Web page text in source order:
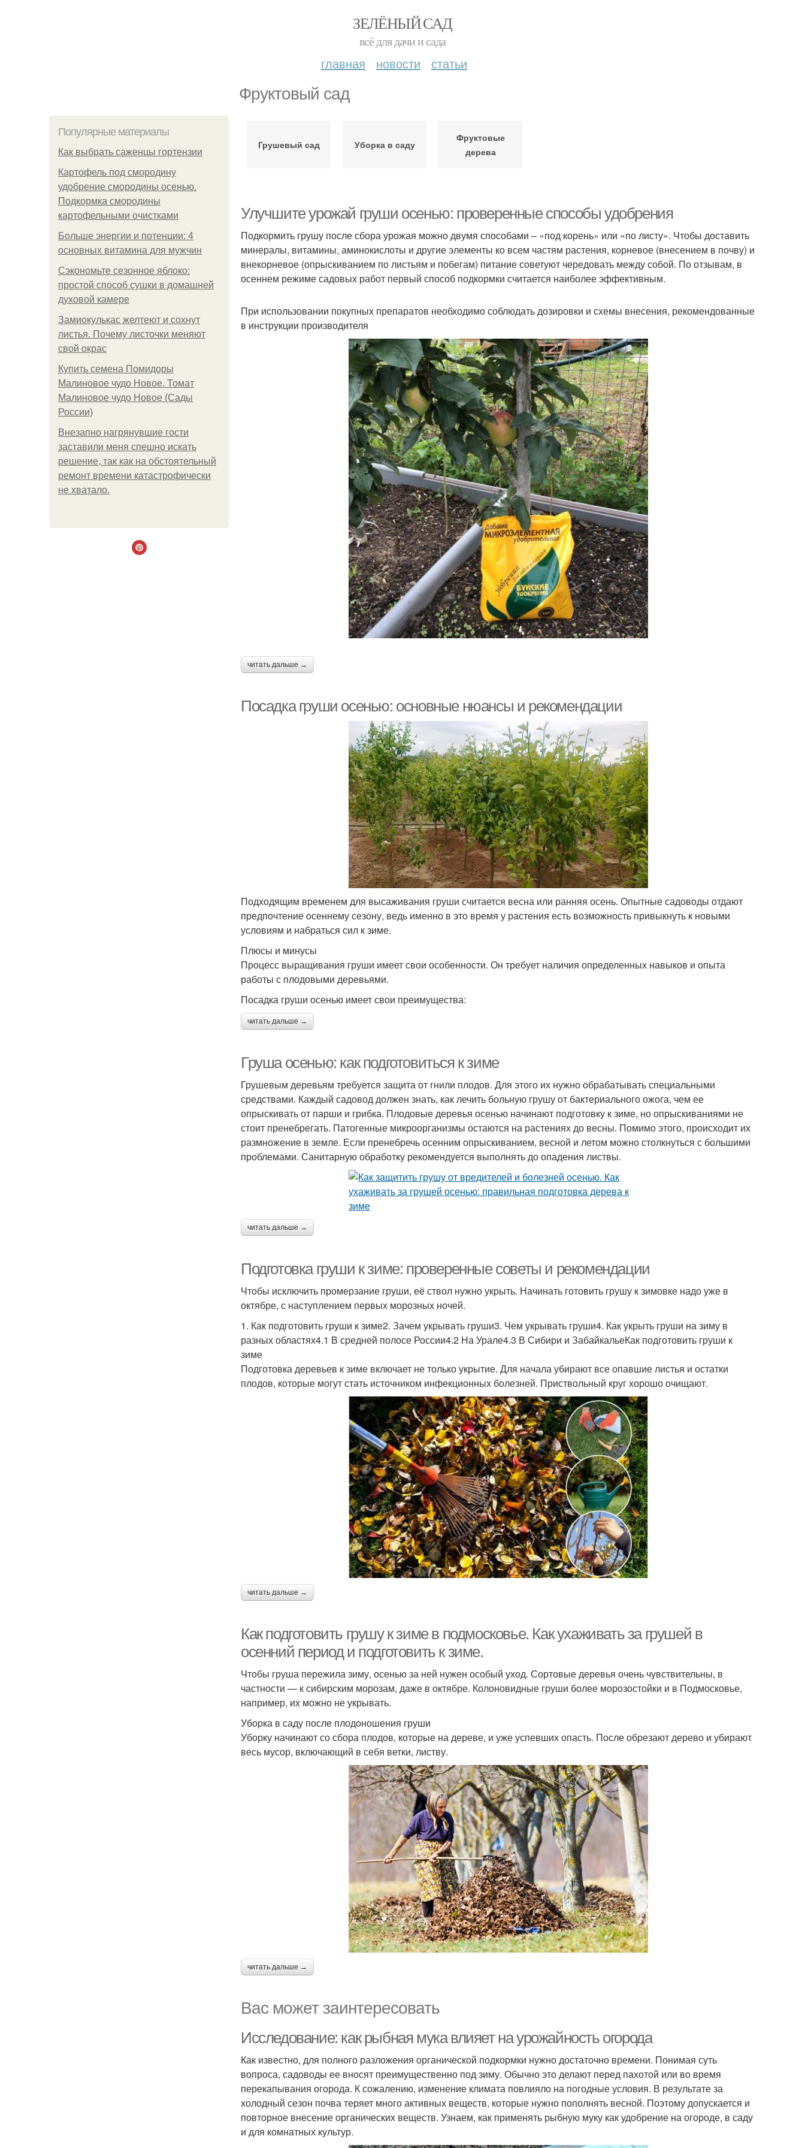
ЗЕЛЁНЫЙ САД
всё для дачи и сада
главная новости статьи
Фруктовый сад
Популярные материалы
Как выбрать саженцы гортензии
Картофель под смородину
удобрение смородины осенью.
Подкормка смородины
картофельными очистками
Больше энергии и потенции: 4
основных витамина для мужчин
Сэкономьте сезонное яблоко:
простой способ сушки в домашней
духовой камере
Замиокулькас желтеют и сохнут
листья. Почему листочки меняют
свой окрас
Купить семена Помидоры
Малиновое чудо Новое. Томат
Малиновое чудо Новое (Сады
России)
Внезапно нагрянувшие гости
заставили меня спешно искать
решение, так как на обстоятельный
ремонт времени катастрофически
не хватало.
Грушевый сад Уборка в саду
Фруктовые
дерева
Улучшите урожай груши осенью: проверенные способы удобрения
Подкормить грушу после сбора урожая можно двумя способами – «под корень» или «по листу». Чтобы доставить
минералы, витамины, аминокислоты и другие элементы ко всем частям растения, корневое (внесением в почву) и
внекорневое (опрыскиванием по листьям и побегам) питание советуют чередовать между собой. По отзывам, в
осеннем режиме садовых работ первый способ подкормки считается наиболее эффективным.
При использовании покупных препаратов необходимо соблюдать дозировки и схемы внесения, рекомендованные
в инструкции производителя
читать дальше →
Посадка груши осенью: основные нюансы и рекомендации
Подходящим временем для высаживания груши считается весна или ранняя осень. Опытные садоводы отдают
предпочтение осеннему сезону, ведь именно в это время у растения есть возможность привыкнуть к новыми
условиям и набраться сил к зиме.
Плюсы и минусы
Процесс выращивания груши имеет свои особенности. Он требует наличия определенных навыков и опыта
работы с плодовыми деревьями.
Посадка груши осенью имеет свои преимущества:
читать дальше →
Груша осенью: как подготовиться к зиме
Грушевым деревьям требуется защита от гнили плодов. Для этого их нужно обрабатывать специальными
средствами. Каждый садовод должен знать, как лечить больную грушу от бактериального ожога, чем ее
опрыскивать от парши и грибка. Плодовые деревья осенью начинают подготовку к зиме, но опрыскиваниями не
стоит пренебрегать. Патогенные микроорганизмы остаются на растениях до весны. Помимо этого, происходит их
размножение в земле. Если пренебречь осенним опрыскиванием, весной и летом можно столкнуться с большими
проблемами. Санитарную обработку рекомендуется выполнять до опадения листвы.
читать дальше →
Подготовка груши к зиме: проверенные советы и рекомендации
Чтобы исключить промерзание груши, её ствол нужно укрыть. Начинать готовить грушу к зимовке надо уже в
октябре, с наступлением первых морозных ночей.
1. Как подготовить груши к зиме2. Зачем укрывать груши3. Чем укрывать груши4. Как укрыть груши на зиму в
разных областях4.1 В средней полосе России4.2 На Урале4.3 В Сибири и ЗабайкальеКак подготовить груши к
зиме
Подготовка деревьев к зиме включает не только укрытие. Для начала убирают все опавшие листья и остатки
плодов, которые могут стать источником инфекционных болезней. Приствольный круг хорошо очищают.
читать дальше →
Как подготовить грушу к зиме в подмосковье. Как ухаживать за грушей в
осенний период и подготовить к зиме.
Чтобы груша пережила зиму, осенью за ней нужен особый уход. Сортовые деревья очень чувствительны, в
частности — к сибирским морозам, даже в октябре. Колоновидные груши более морозостойки и в Подмосковье,
например, их можно не укрывать.
Уборка в саду после плодоношения груши
Уборку начинают со сбора плодов, которые на дереве, и уже успевших опасть. После обрезают дерево и убирают
весь мусор, включающий в себя ветки, листву.
читать дальше →
Вас может заинтересовать
Исследование: как рыбная мука влияет на урожайность огорода
Как известно, для полного разложения органической подкормки нужно достаточно времени. Понимая суть
вопроса, садоводы ее вносят преимущественно под зиму. Обычно это делают перед пахотой или во время
перекапывания огорода. К сожалению, изменение климата повлияло на погодные условия. В результате за
холодный сезон почва теряет много активных веществ, которые нужно пополнять весной. Поэтому допускается и
повторное внесение органических веществ. Узнаем, как применять рыбную муку как удобрение на огороде, в саду
и для комнатных культур.